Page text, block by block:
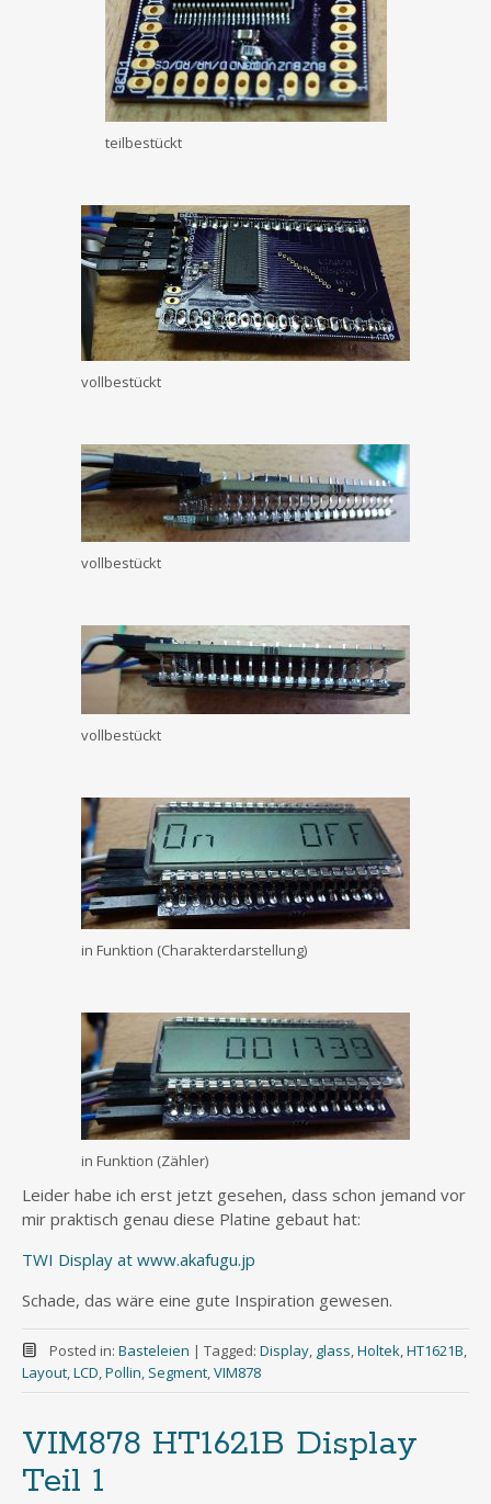
teilbestückt
vollbestückt
vollbestückt
vollbestückt
in Funktion (Charakterdarstellung)
in Funktion (Zähler)
Leider habe ich erst jetzt gesehen, dass schon jemand vor
mir praktisch genau diese Platine gebaut hat:
TWI Display at www.akafugu.jp
Schade, das wäre eine gute Inspiration gewesen.
Posted in: Basteleien | Tagged: Display, glass,Holtek,HT1621B,
Layout,LCD,Pollin, Segment,VIM878
VIM878 HT1621B Display
Teil 1